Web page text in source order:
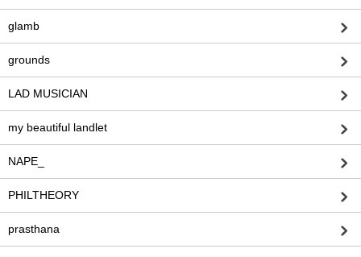
glamb
grounds
LAD MUSICIAN
my beautiful landlet
NAPE_
PHILTHEORY
prasthana